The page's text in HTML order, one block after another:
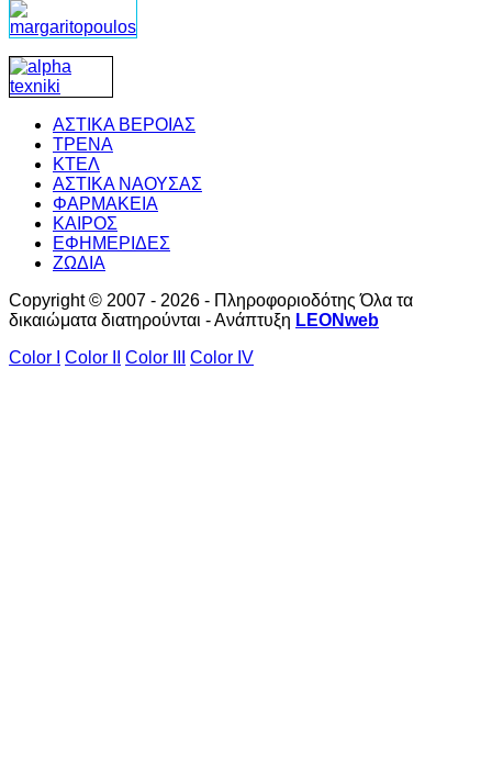
ΑΣΤΙΚΑ ΒΕΡΟΙΑΣ
ΤΡΕΝΑ
ΚΤΕΛ
ΑΣΤΙΚΑ ΝΑΟΥΣΑΣ
ΦΑΡΜΑΚΕΙΑ
ΚΑΙΡΟΣ
ΕΦΗΜΕΡΙΔΕΣ
ΖΩΔΙΑ
Copyright © 2007 - 2026 - Πληροφοριοδότης Όλα τα
δικαιώματα διατηρούνται - Ανάπτυξη LEONweb
Color I
Color II Color III Color IV